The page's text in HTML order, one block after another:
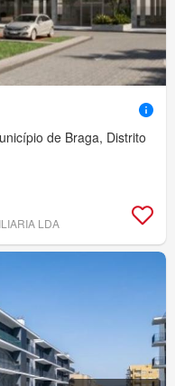
de Braga, Distrito
LDA